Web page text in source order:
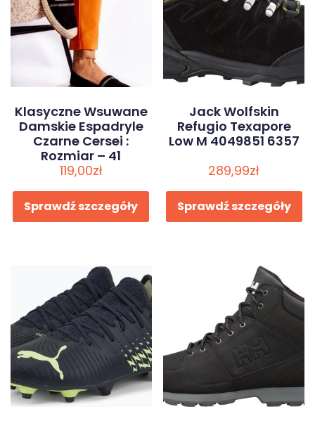
Klasyczne Wsuwane
Damskie Espadryle
Czarne Cersei :
Rozmiar – 41
119,00zł
Sprawdź szczegóły
Jack Wolfskin
Refugio Texapore
Low M 4049851 6357
289,99zł
Sprawdź szczegóły